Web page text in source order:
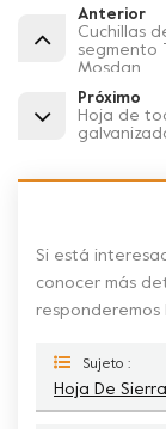
Anterior
Cuchillas
segmento
Mosdan
Próximo
Hoja de
Si está
conocer más
responderemos
Sujeto :